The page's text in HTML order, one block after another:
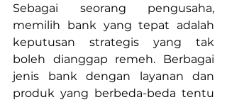
Sebagai seorang pengusaha,
memilih bank yang tepat adalah
keputusan strategis yang tak
boleh dianggap remeh. Berbagai
jenis bank dengan layanan dan
produk yang berbeda-beda tentu